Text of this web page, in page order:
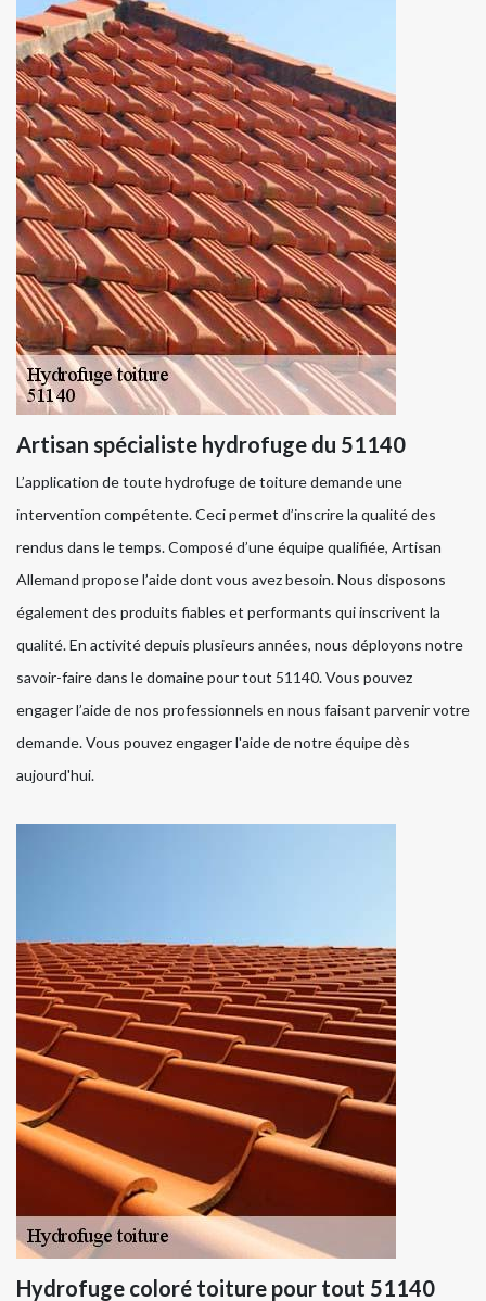
Artisan spécialiste hydrofuge du 51140
L’application de toute hydrofuge de toiture demande une
intervention compétente. Ceci permet d’inscrire la qualité des
rendus dans le temps. Composé d’une équipe qualifiée, Artisan
Allemand propose l’aide dont vous avez besoin. Nous disposons
également des produits fiables et performants qui inscrivent la
qualité. En activité depuis plusieurs années, nous déployons notre
savoir-faire dans le domaine pour tout 51140. Vous pouvez
engager l’aide de nos professionnels en nous faisant parvenir votre
demande. Vous pouvez engager l'aide de notre équipe dès
aujourd'hui.
Hydrofuge coloré toiture pour tout 51140